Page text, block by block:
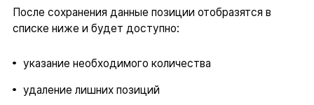
После сохранения данные позиции отобразятся в
списке ниже и будет доступно:
указание необходимого количества
удаление лишних позиций